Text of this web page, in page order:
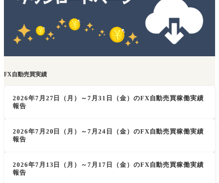
FX自動売買実績
2026年7月27日（月）～7月31日（金）のFX自動売買稼働実績
報告
2026年7月20日（月）～7月24日（金）のFX自動売買稼働実績
報告
2026年7月13日（月）～7月17日（金）のFX自動売買稼働実績
報告